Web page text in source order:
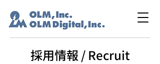
採用情報 / Recruit